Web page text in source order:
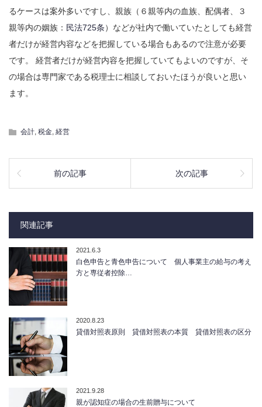
るケースは案外多いですし、親族（６親等内の血族、配偶者、３
親等内の姻族： 民法725条）などが社内で働いていたとしても経営
者だけが経営内容などを把握している場合もあるので注意が必要
です。 経営者だけが経営内容を把握していてもよいのですが、そ
の場合は専門家である税理士に相談しておいたほうが良いと思い
ます。
会計, 税金, 経営
前の記事 次の記事
関連記事
2021.6.3
白色申告と青色申告について 個人事業主の給与の考え
方と専従者控除…
2020.8.23
貸借対照表原則 貸借対照表の本質 貸借対照表の区分
2021.9.28
親が認知症の場合の生前贈与について